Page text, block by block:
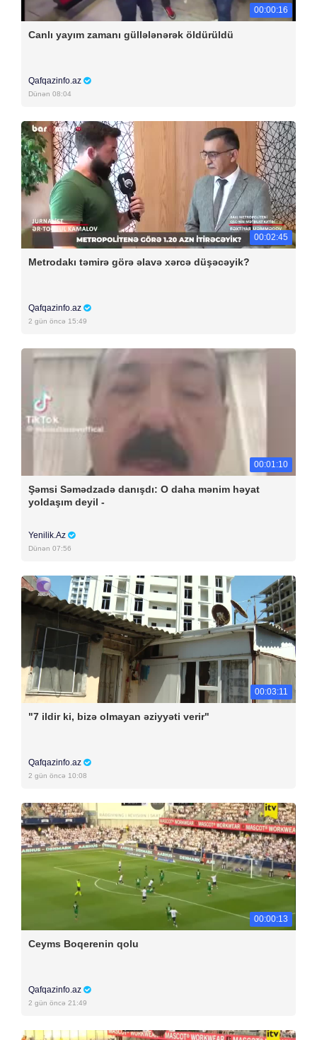
00:00:16
Canlı yayım zamanı güllələnərək öldürüldü
Qafqazinfo.az
Dünən 08:04
00:02:45
Metrodakı təmirə görə əlavə xərcə düşəcəyik?
Qafqazinfo.az
2 gün öncə 15:49
00:01:10
Şəmsi Səmədzadə danışdı: O daha mənim həyat
yoldaşım deyil -
Yenilik.Az
Dünən 07:56
00:03:11
"7 ildir ki, bizə olmayan əziyyəti verir"
Qafqazinfo.az
2 gün öncə 10:08
00:00:13
Ceyms Boqerenin qolu
Qafqazinfo.az
2 gün öncə 21:49